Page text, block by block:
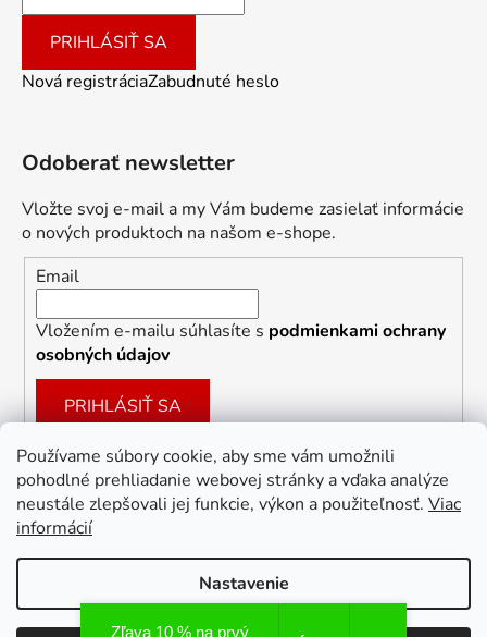
Používame súbory cookie, aby sme vám umožnili
pohodlné prehliadanie webovej stránky a vďaka analýze
neustále zlepšovali jej funkcie, výkon a použiteľnosť. Viac
informácií
Nastavenie
PRIHLÁSIŤ SA
Nová registráciaZabudnuté heslo
Odoberať newsletter
Vložte svoj e-mail a my Vám budeme zasielať informácie
o nových produktoch na našom e-shope.
Email
Vložením e-mailu súhlasíte s podmienkami ochrany
osobných údajov
PRIHLÁSIŤ SA
Facebook
Zľava 10 % na prvý